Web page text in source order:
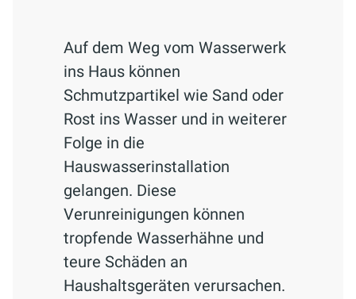
Auf dem Weg vom Wasserwerk
ins Haus können
Schmutzpartikel wie Sand oder
Rost ins Wasser und in weiterer
Folge in die
Hauswasserinstallation
gelangen. Diese
Verunreinigungen können
tropfende Wasserhähne und
teure Schäden an
Haushaltsgeräten verursachen.